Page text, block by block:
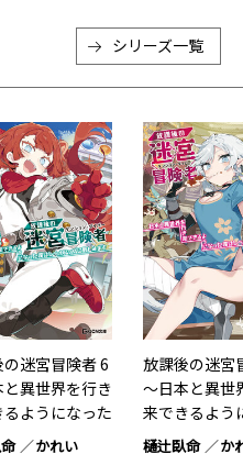
シリーズ一覧
迷宮冒険者 6
異世界を行き
ようになった
かれい
放課後の迷宮
～日本と異世
来できるよう
僕は…5
樋辻臥命 か